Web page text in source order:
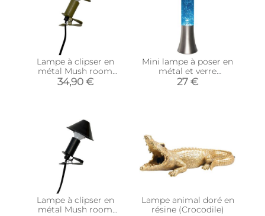
Lampe à clipser en
métal Mush room
(Olive)
34,90 €
Mini lampe à poser en
métal et verre
Paillettes
27 €
Lampe à clipser en
métal Mush room
Lampe animal doré en
résine (Crocodile)